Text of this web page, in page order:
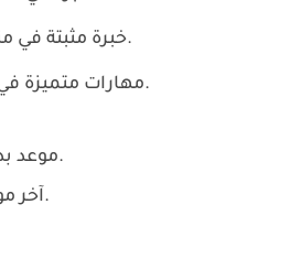
خبرة مثبتة في منصب قيادي أو إشرافي.
مهارات متميزة في التخطيط وإدارة الفرق.
موعدأغسطس 2026.
آخر30 يوليو 2026.